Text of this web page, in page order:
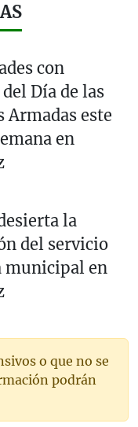
con
Día de las
Armadas este
en
la
del servicio
municipal en
o que no se
podrán